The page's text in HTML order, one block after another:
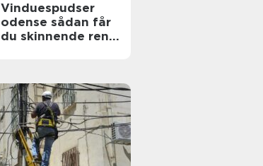
Vinduespudser
odense sådan får
du skinnende rene